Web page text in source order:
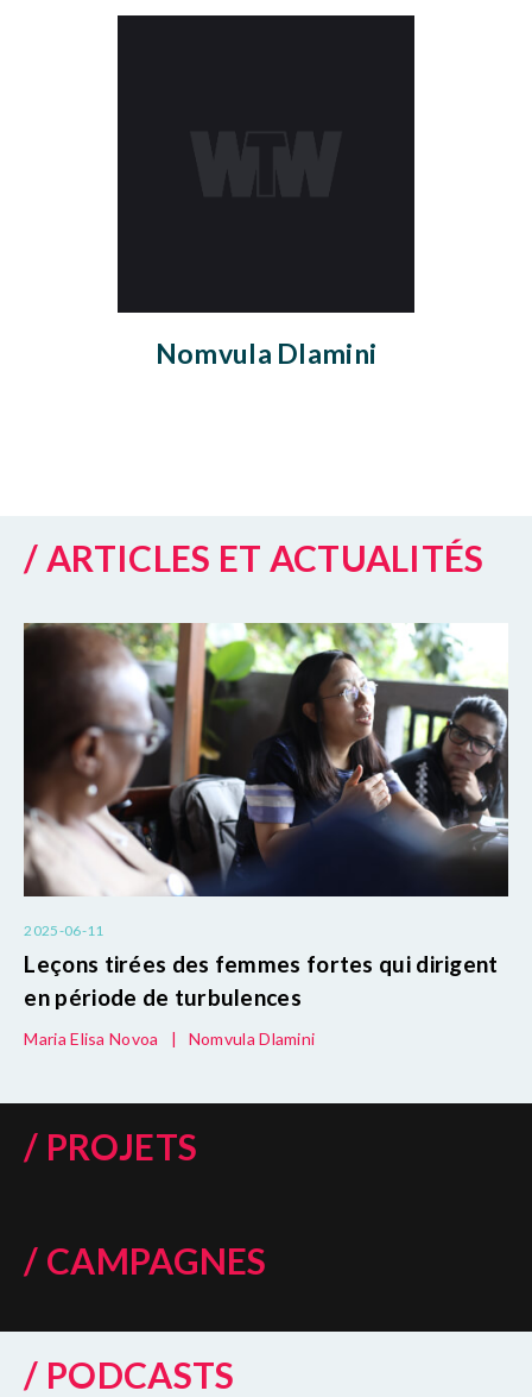
Nomvula Dlamini
/ ARTICLES ET ACTUALITÉS
2025-06-11
Leçons tirées des femmes fortes qui dirigent
en période de turbulences
Maria Elisa Novoa | Nomvula Dlamini
/ PROJETS
/ CAMPAGNES
/ PODCASTS